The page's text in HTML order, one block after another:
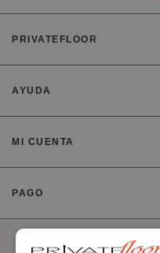
PRIVATEFLOOR
AYUDA
MI CUENTA
PAGO